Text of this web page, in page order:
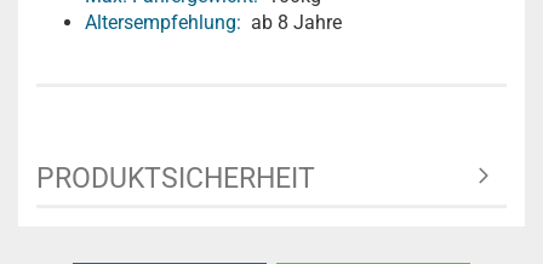
Altersempfehlung: ab 8 Jahre
PRODUKTSICHERHEIT